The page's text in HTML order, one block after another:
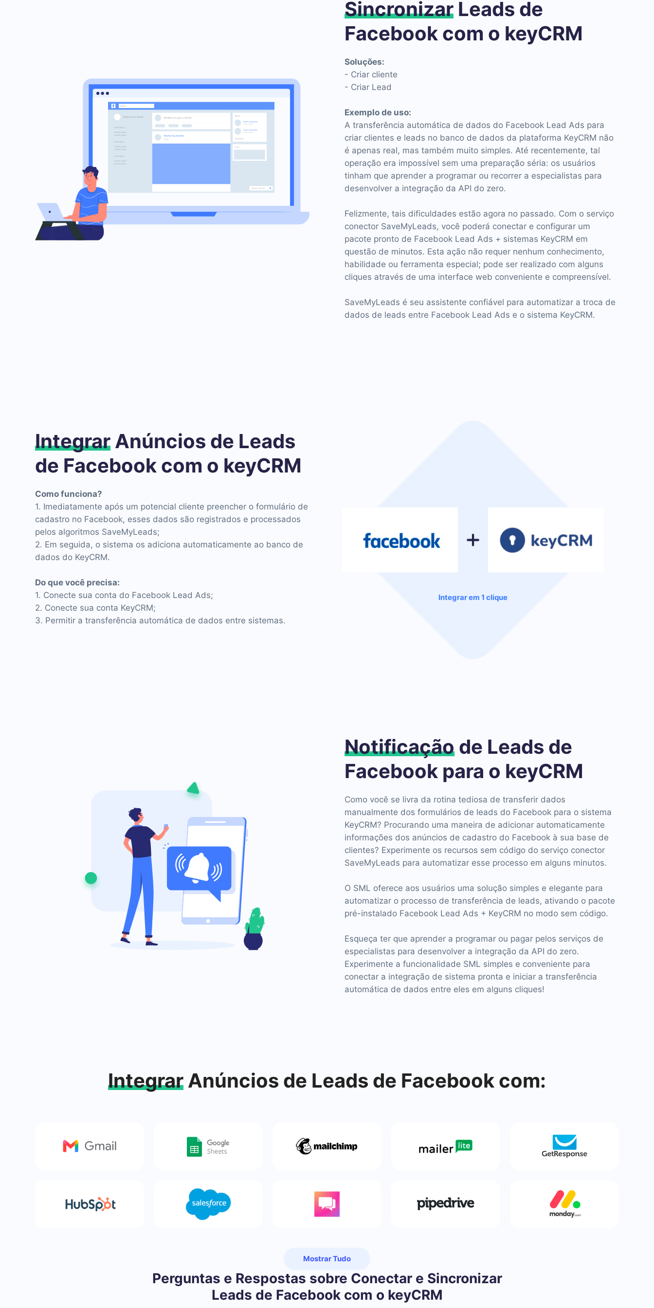
Sincronizar Leads de
Facebook com o keyCRM
Soluções:
- Criar cliente
- Criar Lead
Exemplo de uso:
A transferência automática de dados do Facebook Lead Ads para
criar clientes e leads no banco de dados da plataforma KeyCRM não
é apenas real, mas também muito simples. Até recentemente, tal
operação era impossível sem uma preparação séria: os usuários
tinham que aprender a programar ou recorrer a especialistas para
desenvolver a integração da API do zero.
Felizmente, tais dificuldades estão agora no passado. Com o serviço
conector SaveMyLeads, você poderá conectar e configurar um
pacote pronto de Facebook Lead Ads + sistemas KeyCRM em
questão de minutos. Esta ação não requer nenhum conhecimento,
habilidade ou ferramenta especial; pode ser realizado com alguns
cliques através de uma interface web conveniente e compreensível.
SaveMyLeads é seu assistente confiável para automatizar a troca de
dados de leads entre Facebook Lead Ads e o sistema KeyCRM.
Integrar em 1 clique
Integrar Anúncios de Leads
de Facebook com o keyCRM
Como funciona?
1. Imediatamente após um potencial cliente preencher o formulário de
cadastro no Facebook, esses dados são registrados e processados
pelos algoritmos SaveMyLeads;
2. Em seguida, o sistema os adiciona automaticamente ao banco de
dados do KeyCRM.
Do que você precisa:
1. Conecte sua conta do Facebook Lead Ads;
2. Conecte sua conta KeyCRM;
3. Permitir a transferência automática de dados entre sistemas.
Notificação de Leads de
Facebook para o keyCRM
Como você se livra da rotina tediosa de transferir dados
manualmente dos formulários de leads do Facebook para o sistema
KeyCRM? Procurando uma maneira de adicionar automaticamente
informações dos anúncios de cadastro do Facebook à sua base de
clientes? Experimente os recursos sem código do serviço conector
SaveMyLeads para automatizar esse processo em alguns minutos.
O SML oferece aos usuários uma solução simples e elegante para
automatizar o processo de transferência de leads, ativando o pacote
pré-instalado Facebook Lead Ads + KeyCRM no modo sem código.
Esqueça ter que aprender a programar ou pagar pelos serviços de
especialistas para desenvolver a integração da API do zero.
Experimente a funcionalidade SML simples e conveniente para
conectar a integração de sistema pronta e iniciar a transferência
automática de dados entre eles em alguns cliques!
Integrar Anúncios de Leads de Facebook com:
Mostrar Tudo
Perguntas e Respostas sobre Conectar e Sincronizar
Leads de Facebook com o keyCRM